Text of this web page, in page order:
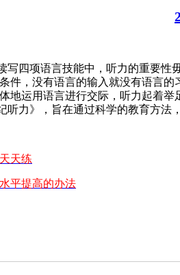
写四项语言技能中，听力的重要性
件，没有语言的输入就没有语言
地运用语言进行交际，听力起着举
听力》，旨在通过科学的教育方法
天练
平提高的办法